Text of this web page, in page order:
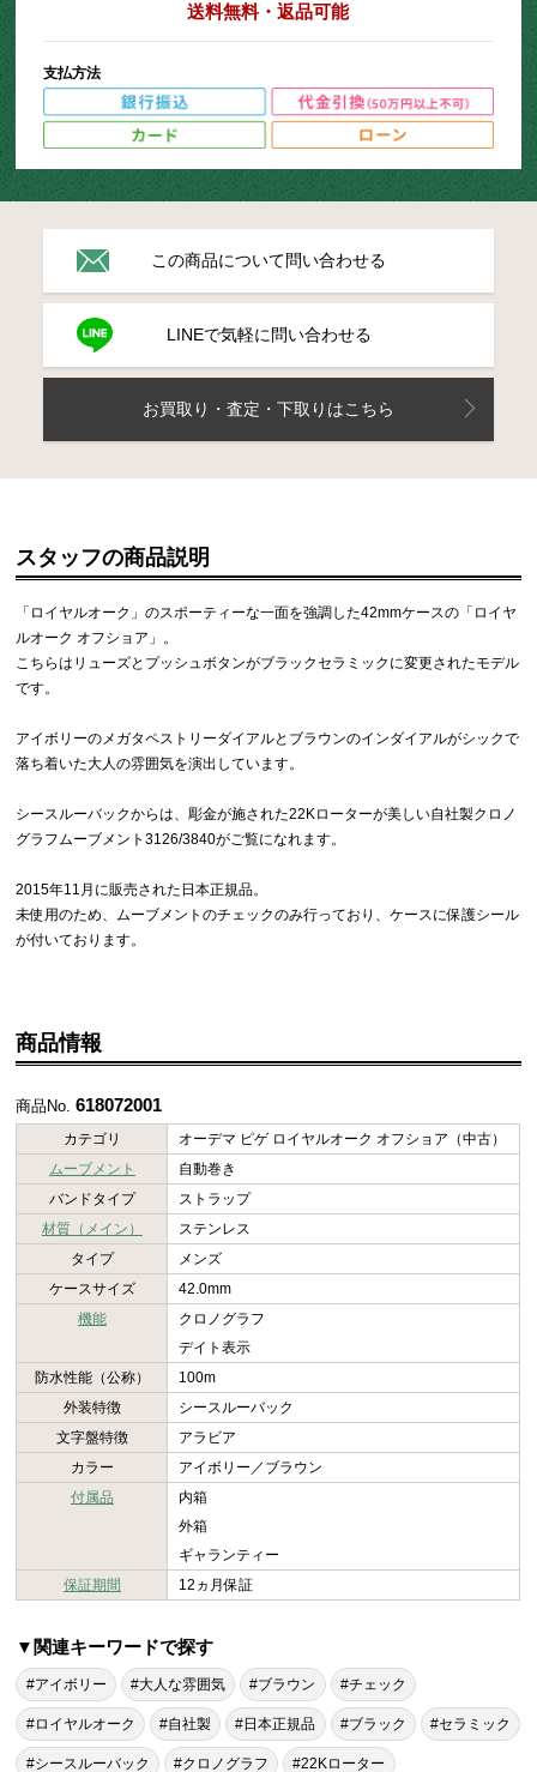
送料無料・返品可能
支払方法
この商品について問い合わせる
LINEで気軽に問い合わせる
お買取り・査定・下取りはこちら
スタッフの商品説明
「ロイヤルオーク」のスポーティーな一面を強調した42mmケースの「ロイヤ
ルオーク オフショア」。
こちらはリューズとプッシュボタンがブラックセラミックに変更されたモデル
です。
アイボリーのメガタペストリーダイアルとブラウンのインダイアルがシックで
落ち着いた大人の雰囲気を演出しています。
シースルーバックからは、彫金が施された22Kローターが美しい自社製クロノ
グラフムーブメント3126/3840がご覧になれます。
2015年11月に販売された日本正規品。
未使用のため、ムーブメントのチェックのみ行っており、ケースに保護シール
が付いております。
商品情報
商品No.618072001
カテゴリ
オーデマ ピゲ ロイヤルオーク オフショア（中古）
ムーブメント
自動巻き
バンドタイプ
ストラップ
材質（メイン）
ステンレス
タイプ
メンズ
ケースサイズ
42.0mm
機能
クロノグラフ
デイト表示
防水性能（公称）
100m
外装特徴
シースルーバック
文字盤特徴
アラビア
カラー
アイボリー／ブラウン
付属品
内箱
外箱
ギャランティー
保証期間
12ヵ月保証
▼関連キーワードで探す
#アイボリー #大人な雰囲気 #ブラウン #チェック
#ロイヤルオーク #自社製 #日本正規品 #ブラック #セラミック
#シースルーバック #クロノグラフ #22Kローター